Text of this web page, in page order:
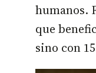
humanos.
que
sino con